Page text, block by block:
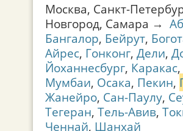
Москва, Санкт-
Новгород, Самара →
Бангалор, Бейрут,
Айрес, Гонконг, Дели,
Йоханнесбург, Каракас,
Мумбаи, Осака, Пекин,
Жанейро, Сан-Паулу,
Тегеран, Тель-Авив,
Ченнай, Шанхай